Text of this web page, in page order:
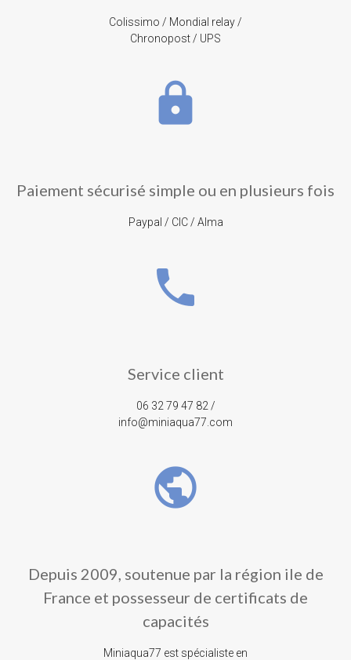
Colissimo / Mondial relay /
Chronopost / UPS
lock
Paiement sécurisé simple ou en plusieurs fois
Paypal / CIC / Alma
phone
Service client
06 32 79 47 82 /
info@miniaqua77.com
public
Depuis 2009, soutenue par la région ile de
France et possesseur de certificats de
capacités
Miniaqua77 est spécialiste en